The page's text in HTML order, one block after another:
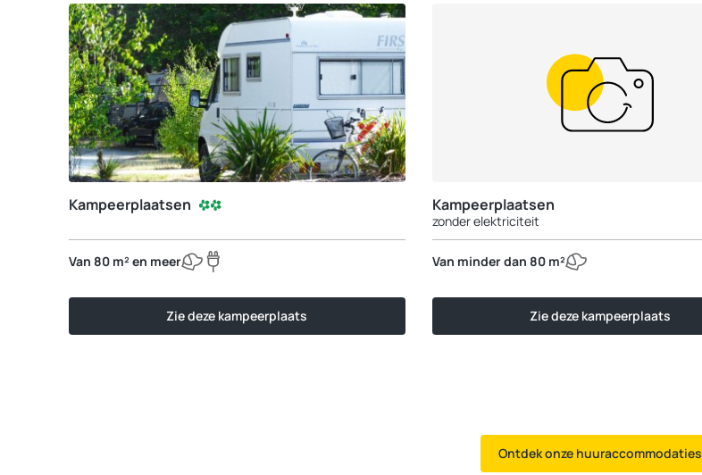
Kampeerplaatsen
Van 80 m² en meer
Zie deze kampeerplaats
Kampeerplaatsen
zonder elektriciteit
Van minder dan 80 m²
Zie deze kampeerplaats
Ontdek onze huuraccommodaties